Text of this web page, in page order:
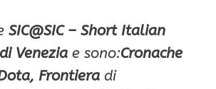
SIC@SIC – Short Italian
Venezia e sono:Cronache
Frontiera di